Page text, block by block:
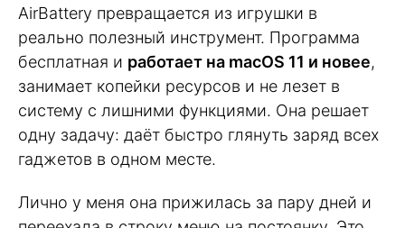
AirBattery превращается из игрушки в
реально полезный инструмент. Программа
бесплатная и работает на macOS 11 и новее,
занимает копейки ресурсов и не лезет в
систему с лишними функциями. Она решает
одну задачу: даёт быстро глянуть заряд всех
гаджетов в одном месте.
Лично у меня она прижилась за пару дней и